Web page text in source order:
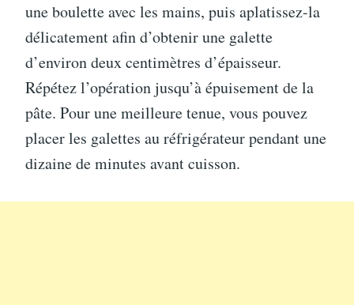
une boulette avec les mains, puis aplatissez-la
délicatement afin d’obtenir une galette
d’environ deux centimètres d’épaisseur.
Répétez l’opération jusqu’à épuisement de la
pâte. Pour une meilleure tenue, vous pouvez
placer les galettes au réfrigérateur pendant une
dizaine de minutes avant cuisson.